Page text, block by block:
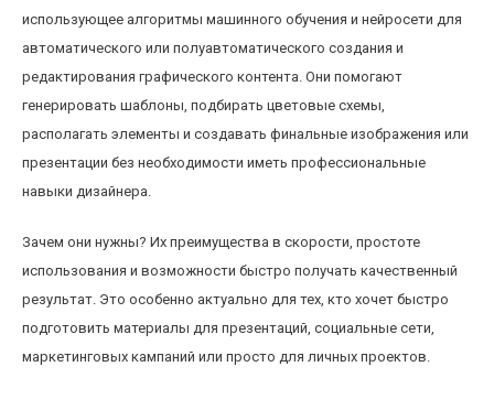
использующее алгоритмы машинного обучения и нейросети для
автоматического или полуавтоматического создания и
редактирования графического контента. Они помогают
генерировать шаблоны, подбирать цветовые схемы,
располагать элементы и создавать финальные изображения или
презентации без необходимости иметь профессиональные
навыки дизайнера.
Зачем они нужны? Их преимущества в скорости, простоте
использования и возможности быстро получать качественный
результат. Это особенно актуально для тех, кто хочет быстро
подготовить материалы для презентаций, социальные сети,
маркетинговых кампаний или просто для личных проектов.